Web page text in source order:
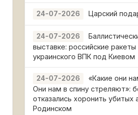
24-07-2026 Царский
24-07-2026
выставке: российские
украинского ВПК под Киевом
24-07-2026
«Какие они
Они нам в спину стреляют»:
отказались хоронить убитых
Родинском